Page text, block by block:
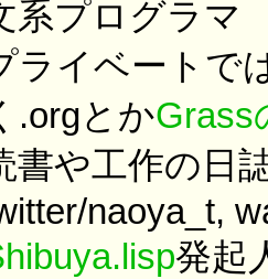
系プログラマ
ライベートで
.orgとかGrass
書や工作の日
naoya_t,
発起